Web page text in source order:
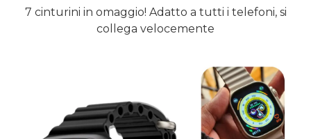
7 cinturini in omaggio! Adatto a tutti i telefoni, si
collega velocemente